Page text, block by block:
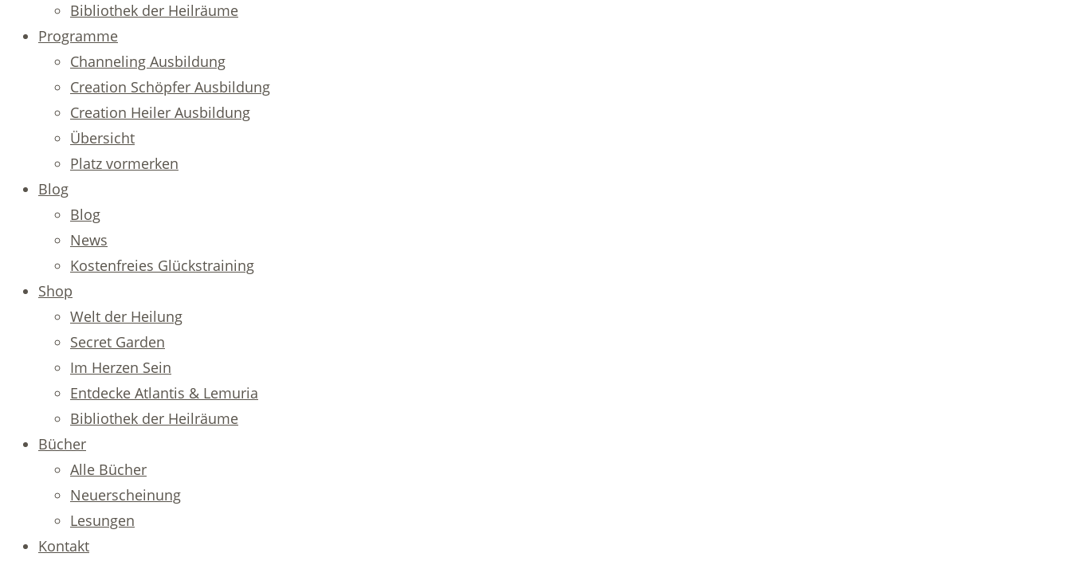
Bibliothek der Heilräume
Programme
Channeling Ausbildung
Creation Schöpfer Ausbildung
Creation Heiler Ausbildung
Übersicht
Platz vormerken
Blog
Blog
News
Kostenfreies Glückstraining
Shop
Welt der Heilung
Secret Garden
Im Herzen Sein
Entdecke Atlantis & Lemuria
Bibliothek der Heilräume
Bücher
Alle Bücher
Neuerscheinung
Lesungen
Kontakt